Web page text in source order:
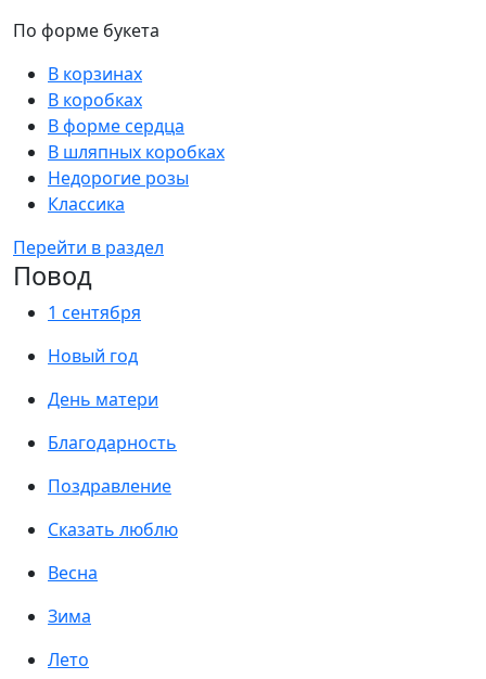
По форме букета
В корзинах
В коробках
В форме сердца
В шляпных коробках
Недорогие розы
Классика
Перейти в раздел
Повод
1 сентября
Новый год
День матери
Благодарность
Поздравление
Сказать люблю
Весна
Зима
Лето